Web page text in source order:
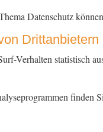
Datenschutz
Dritt­anbietern
Verhalten statistisch
finden